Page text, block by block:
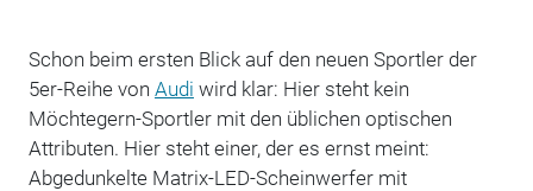
Schon beim ersten Blick auf den neuen Sportler der
5er-Reihe von Audi wird klar: Hier steht kein
Möchtegern-Sportler mit den üblichen optischen
Attributen. Hier steht einer, der es ernst meint:
Abgedunkelte Matrix-LED-Scheinwerfer mit